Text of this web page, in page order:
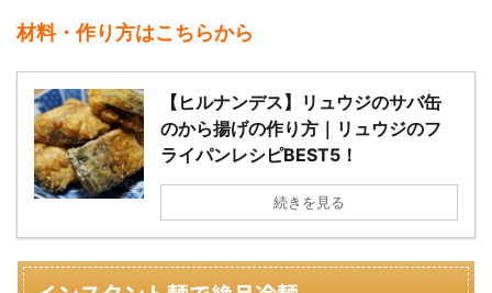
材料・作り方はこちらから
【ヒルナンデス】リュウジのサバ缶
のから揚げの作り方｜リュウジのフ
ライパンレシピBEST5！
続きを見る